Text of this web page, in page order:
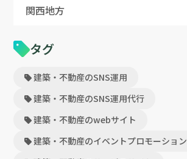
関西地方
タグ
建築・不動産のSNS運用
建築・不動産のSNS運用代行
建築・不動産のwebサイト
建築・不動産のイベントプロモーション